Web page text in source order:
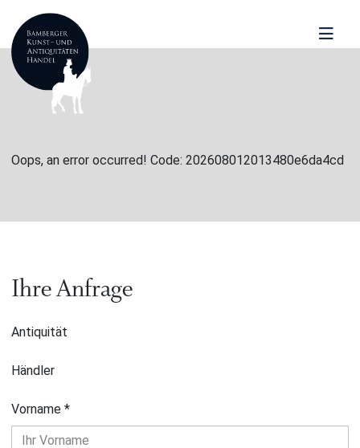
Oops, an error occurred! Code: 202608012013480e6da4cd
Ihre Anfrage
Antiquität
Händler
Vorname *